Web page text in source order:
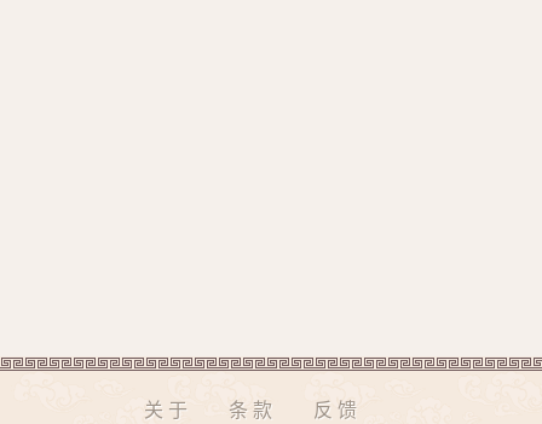
关于 条款 反馈